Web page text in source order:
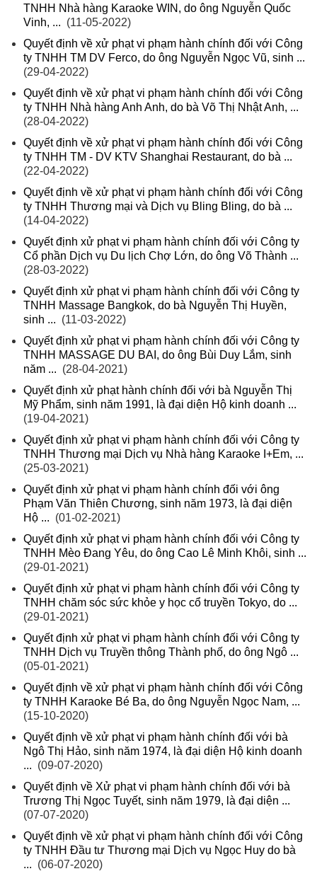
TNHH Nhà hàng Karaoke WIN, do ông Nguyễn Quốc
Vinh, ... (11-05-2022)
Quyết định về xử phạt vi phạm hành chính đối với Công
ty TNHH TM DV Ferco, do ông Nguyễn Ngọc Vũ, sinh ...
(29-04-2022)
Quyết định về xử phạt vi phạm hành chính đối với Công
ty TNHH Nhà hàng Anh Anh, do bà Võ Thị Nhật Anh, ...
(28-04-2022)
Quyết định về xử phạt vi phạm hành chính đối với Công
ty TNHH TM - DV KTV Shanghai Restaurant, do bà ...
(22-04-2022)
Quyết định về xử phạt vi phạm hành chính đối với Công
ty TNHH Thương mại và Dịch vụ Bling Bling, do bà ...
(14-04-2022)
Quyết định xử phạt vi phạm hành chính đối với Công ty
Cổ phần Dịch vụ Du lịch Chợ Lớn, do ông Võ Thành ...
(28-03-2022)
Quyết định xử phạt vi phạm hành chính đối với Công ty
TNHH Massage Bangkok, do bà Nguyễn Thị Huyền,
sinh ... (11-03-2022)
Quyết định xử phạt vi phạm hành chính đối với Công ty
TNHH MASSAGE DU BAI, do ông Bùi Duy Lắm, sinh
năm ... (28-04-2021)
Quyết định xử phạt hành chính đối với bà Nguyễn Thị
Mỹ Phẩm, sinh năm 1991, là đại diện Hộ kinh doanh ...
(19-04-2021)
Quyết định xử phạt vi phạm hành chính đối với Công ty
TNHH Thương mại Dịch vụ Nhà hàng Karaoke I+Em, ...
(25-03-2021)
Quyết định xử phạt vi phạm hành chính đối với ông
Phạm Văn Thiên Chương, sinh năm 1973, là đại diện
Hộ ... (01-02-2021)
Quyết định xử phạt vi phạm hành chính đối với Công ty
TNHH Mèo Đang Yêu, do ông Cao Lê Minh Khôi, sinh ...
(29-01-2021)
Quyết định xử phạt vi phạm hành chính đối với Công ty
TNHH chăm sóc sức khỏe y học cổ truyền Tokyo, do ...
(29-01-2021)
Quyết định xử phạt vi phạm hành chính đối với Công ty
TNHH Dịch vụ Truyền thông Thành phố, do ông Ngô ...
(05-01-2021)
Quyết định về xử phạt vi phạm hành chính đối với Công
ty TNHH Karaoke Bé Ba, do ông Nguyễn Ngọc Nam, ...
(15-10-2020)
Quyết định về xử phạt vi phạm hành chính đối với bà
Ngô Thị Hảo, sinh năm 1974, là đại diện Hộ kinh doanh
... (09-07-2020)
Quyết định về Xử phạt vi phạm hành chính đối với bà
Trương Thị Ngọc Tuyết, sinh năm 1979, là đại diện ...
(07-07-2020)
Quyết định về xử phạt vi phạm hành chính đối với Công
ty TNHH Đầu tư Thương mại Dịch vụ Ngọc Huy do bà
... (06-07-2020)